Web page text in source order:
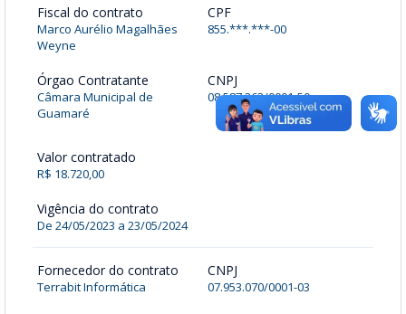
Fiscal do contrato
Marco Aurélio Magalhães
Weyne
CPF
855.***.***-00
Órgao Contratante
Câmara Municipal de
Guamaré
CNPJ
08.587.263/0001-50
Valor contratado
R$ 18.720,00
Vigência do contrato
De 24/05/2023 a 23/05/2024
Fornecedor do contrato
Terrabit Informática
CNPJ
07.953.070/0001-03